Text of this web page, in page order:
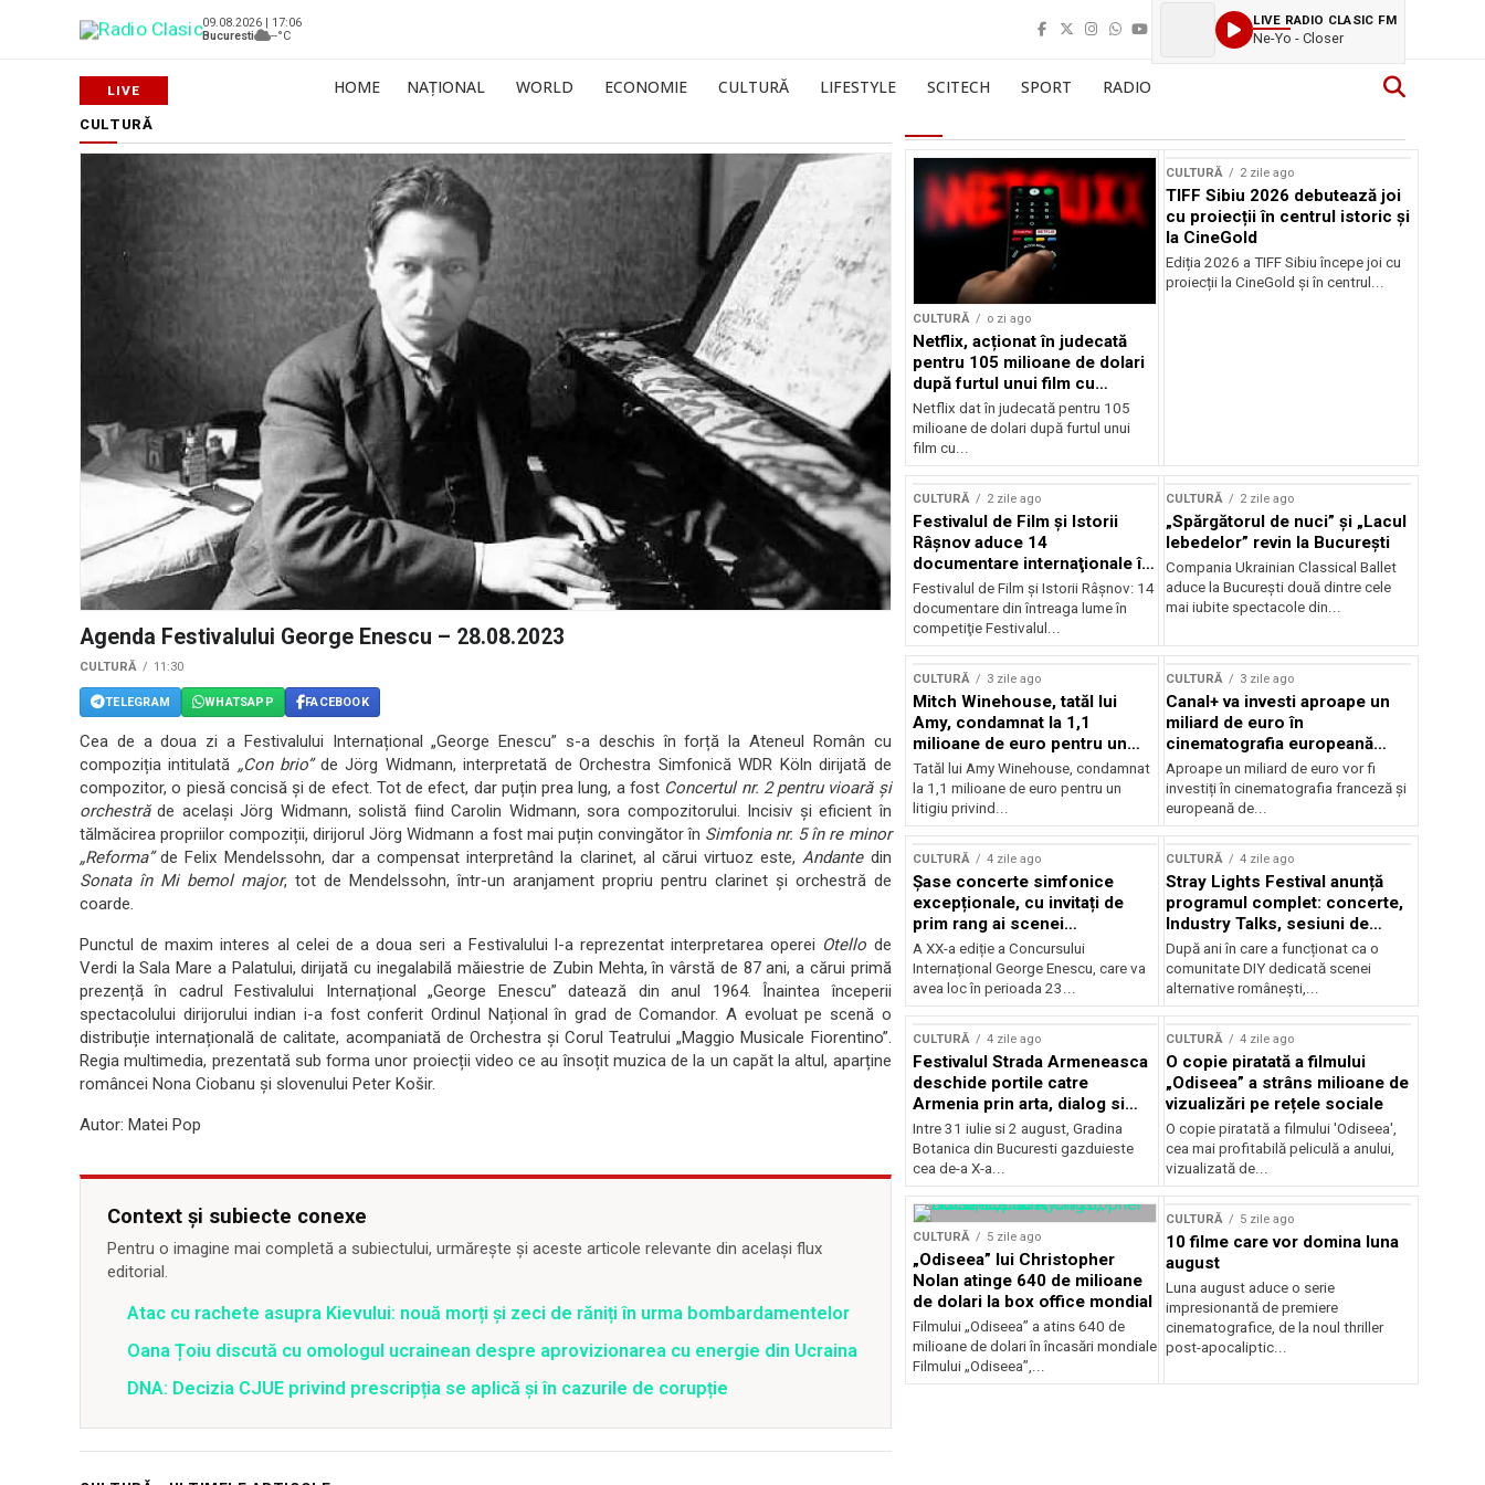
09.08.2026 | 17:06
Bucuresti
--°C
LIVE RADIO CLASIC FM
Ne-Yo - Closer
HOME NAȚIONAL WORLD ECONOMIE CULTURĂ LIFESTYLE SCITECH SPORT RADIO
CULTURĂ
Agenda Festivalului George Enescu – 28.08.2023
CULTURĂ 11:30
TELEGRAM WHATSAPP FACEBOOK
Cea de a doua zi a Festivalului Internațional „George Enescu” s-a deschis în forță la Ateneul Român cu
compoziția intitulată „Con brio”de Jörg Widmann, interpretată de Orchestra Simfonică WDR Köln dirijată de
compozitor, o piesă concisă și de efect. Tot de efect, dar puțin prea lung, a fost Concertul nr. 2 pentru vioară și
orchestrăde același Jörg Widmann, solistă fiind Carolin Widmann, sora compozitorului. Incisiv și eficient în
tălmăcirea propriilor compoziții, dirijorul Jörg Widmann a fost mai puțin convingător în Simfonia nr. 5 în re minor
„Reforma”de Felix Mendelssohn, dar a compensat interpretând la clarinet, al cărui virtuoz este,Andantedin
Sonata în Mi bemol major, tot de Mendelssohn, într-un aranjament propriu pentru clarinet și orchestră de
coarde.
Punctul de maxim interes al celei de a doua seri a Festivalului l-a reprezentat interpretarea operei Otello de
Verdi la Sala Mare a Palatului, dirijată cu inegalabilă măiestrie de Zubin Mehta, în vârstă de 87 ani, a cărui primă
prezență în cadrul Festivalului Internațional „George Enescu” datează din anul 1964. Înaintea începerii
spectacolului dirijorului indian i-a fost conferit Ordinul Național în grad de Comandor. A evoluat pe scenă o
distribuție internațională de calitate, acompaniată de Orchestra și Corul Teatrului „Maggio Musicale Fiorentino”.
Regia multimedia, prezentată sub forma unor proiecții video ce au însoțit muzica de la un capăt la altul, aparține
româncei Nona Ciobanu și slovenului Peter Košir.
Autor: Matei Pop
Context și subiecte conexe
Pentru o imagine mai completă a subiectului, urmărește și aceste articole relevante din același flux
editorial.
Atac cu rachete asupra Kievului: nouă morți și zeci de răniți în urma bombardamentelor
Oana Țoiu discută cu omologul ucrainean despre aprovizionarea cu energie din Ucraina
DNA: Decizia CJUE privind prescripția se aplică și în cazurile de corupție
CULTURĂ o zi ago
Netflix, acționat în judecată
pentru 105 milioane de dolari
după furtul unui film cu
Nicolas Cage
Netflix dat în judecată pentru 105
milioane de dolari după furtul unui
film cu...
CULTURĂ 2 zile ago
TIFF Sibiu 2026 debutează joi
cu proiecții în centrul istoric și
la CineGold
Ediția 2026 a TIFF Sibiu începe joi cu
proiecții la CineGold și în centrul...
CULTURĂ 2 zile ago
Festivalul de Film şi Istorii
Râşnov aduce 14
documentare internaţionale în
premieră
Festivalul de Film şi Istorii Râşnov: 14
documentare din întreaga lume în
competiţie Festivalul...
CULTURĂ 2 zile ago
„Spărgătorul de nuci” și „Lacul
lebedelor” revin la București
Compania Ukrainian Classical Ballet
aduce la București două dintre cele
mai iubite spectacole din...
CULTURĂ 3 zile ago
Mitch Winehouse, tatăl lui
Amy, condamnat la 1,1
milioane de euro pentru un
litigiu pierdut
Tatăl lui Amy Winehouse, condamnat
la 1,1 milioane de euro pentru un
litigiu privind...
CULTURĂ 3 zile ago
Canal+ va investi aproape un
miliard de euro în
cinematografia europeană
până în 2032
Aproape un miliard de euro vor fi
investiți în cinematografia franceză și
europeană de...
CULTURĂ 4 zile ago
Șase concerte simfonice
excepționale, cu invitați de
prim rang ai scenei
internaționale și ansambluri
orchestrale românești de
prestigiu, în programul
Concursului Enescu 2026
A XX-a ediție a Concursului
Internațional George Enescu, care va
avea loc în perioada 23...
CULTURĂ 4 zile ago
Stray Lights Festival anunță
programul complet: concerte,
Industry Talks, sesiuni de
audiție și noi opțiuni de
participare pentru public
După ani în care a funcționat ca o
comunitate DIY dedicată scenei
alternative românești,...
CULTURĂ 4 zile ago
Festivalul Strada Armeneasca
deschide portile catre
Armenia prin arta, dialog si
patrimoniu, intre 31 iulie si 2
august, la Gradina Botanica din
Bucuresti
Intre 31 iulie si 2 august, Gradina
Botanica din Bucuresti gazduieste
cea de-a X-a...
CULTURĂ 4 zile ago
O copie piratată a filmului
„Odiseea” a strâns milioane de
vizualizări pe rețele sociale
O copie piratată a filmului 'Odiseea',
cea mai profitabilă peliculă a anului,
vizualizată de...
CULTURĂ 5 zile ago
„Odiseea” lui Christopher
Nolan atinge 640 de milioane
de dolari la box office mondial
Filmului „Odiseea” a atins 640 de
milioane de dolari în încasări mondiale
Filmului „Odiseea”,...
CULTURĂ 5 zile ago
10 filme care vor domina luna
august
Luna august aduce o serie
impresionantă de premiere
cinematografice, de la noul thriller
post-apocaliptic...